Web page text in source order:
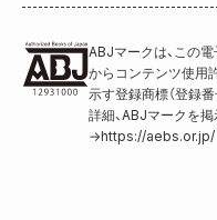
ABJマークは、この
からコンテンツ使用
示す登録商標（登録
詳細、ABJマークを
→https://aebs.or.jp/